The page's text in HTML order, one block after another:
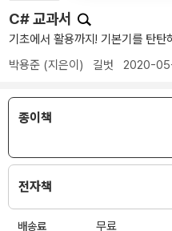
C# 교과서
기초에서 활용까지! 기본기를 탄
박용준 (지은이) 길벗 2020-
종이책
전자책
배송료
무료